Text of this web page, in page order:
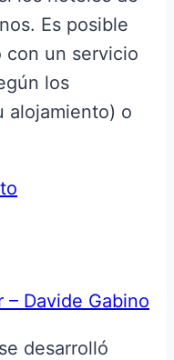
Es posible
con un servicio
los
alojamiento) o
– Davide Gabino
desarrolló